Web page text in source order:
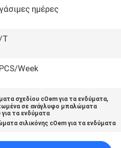
ημέρες
T
Week
σχεδίου cOem για τα ενδύματα,
σε ανάγλυφο μπαλώματα
για τα ενδύματα
σιλικόνης cOem για τα ενδύματα